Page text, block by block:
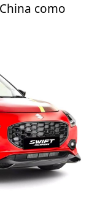
como